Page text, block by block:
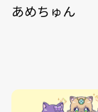
あめちゅん